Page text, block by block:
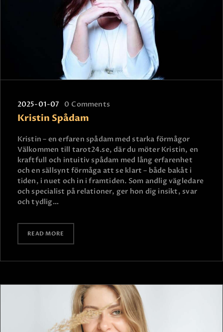
2025-01-07 0 Comments
Kristin Spådam
Kristin – en erfaren spådam med starka förmågor
Välkommen till tarot24.se, där du möter Kristin, en
kraftfull och intuitiv spådam med lång erfarenhet
och en sällsynt förmåga att se klart – både bakåt i
tiden, i nuet och in i framtiden. Som andlig vägledare
och specialist på relationer, ger hon dig insikt, svar
och tydlig…
READ MORE